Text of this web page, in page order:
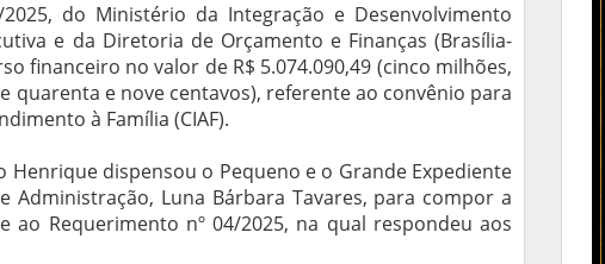
do Ministério da Integração e Desenvolvimento
e da Diretoria de Orçamento e Finanças (Brasília-
financeiro no valor de R$ 5.074.090,49 (cinco milhões,
quarenta e nove centavos), referente ao convênio para
à Família (CIAF).
Henrique dispensou o Pequeno e o Grande Expediente
Administração, Luna Bárbara Tavares, para compor a
Requerimento nº 04/2025, na qual respondeu aos